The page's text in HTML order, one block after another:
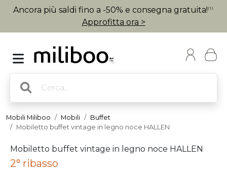
Ancora più saldi fino a -50% e consegna gratuita! (1)
Approfitta ora >
Mobili Miliboo Mobili
Buffet
Mobiletto buffet vintage in legno noce HALLEN
Mobiletto buffet vintage in legno noce HALLEN
2° ribasso